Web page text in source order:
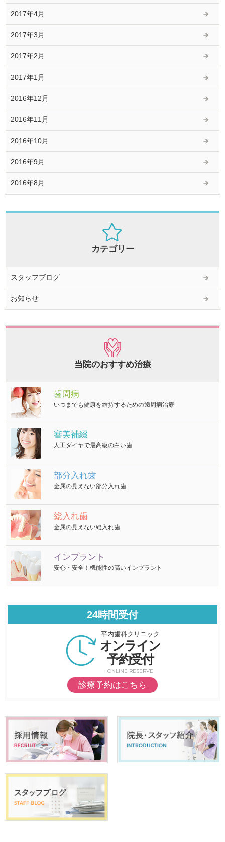
2017年4月
2017年3月
2017年2月
2017年1月
2016年12月
2016年11月
2016年10月
2016年9月
2016年8月
カテゴリー
スタッフブログ
お知らせ
当院のおすすめ治療
歯周病
いつまでも健康を維持するための歯周病治療
審美補綴
人工ダイヤで最高級の白い歯
部分入れ歯
金属の見えない部分入れ歯
総入れ歯
金属の見えない総入れ歯
インプラント
安心・安全！機能性の高いインプラント
24時間受付
平内歯科クリニック
オンライン
予約受付
ONLINE RESERVE
診療予約はこちら